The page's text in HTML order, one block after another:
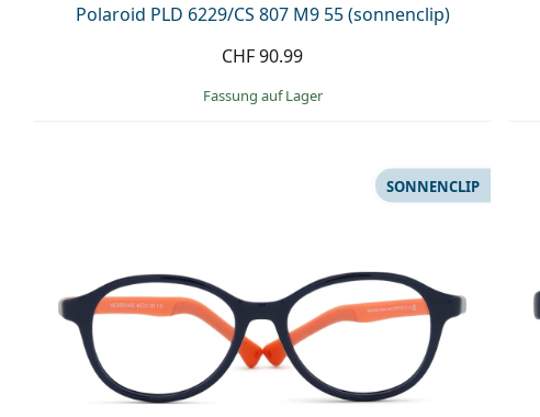
Polaroid PLD 6229/CS 807 M9 55 (sonnenclip)
CHF 90.99
Fassung auf Lager
SONNENCLIP